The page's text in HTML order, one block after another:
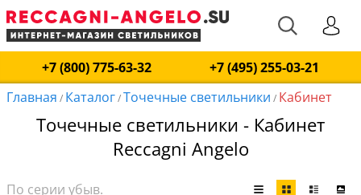
+7 (800) 775-63-32
+7 (495) 255-03-21
Главная / Каталог/Точечные светильники / Кабинет
Точечные светильники - Кабинет
Reccagni Angelo